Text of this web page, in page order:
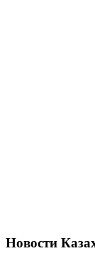
Новости